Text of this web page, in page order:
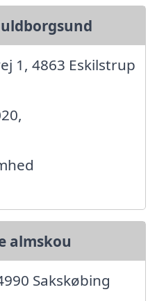
1, 4863 Eskilstrup
almskou
Sakskøbing